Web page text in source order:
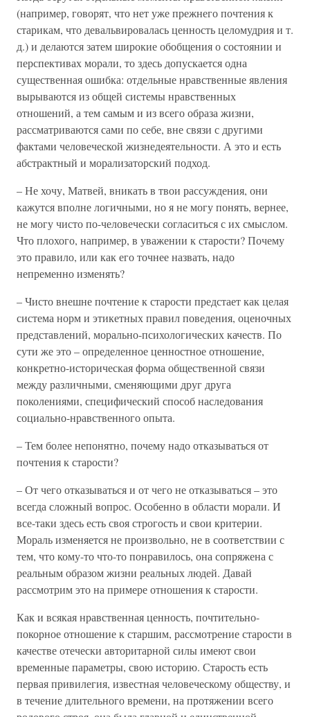
(например, говорят, что нет уже прежнего почтения к
старикам, что девальвировалась ценность целомудрия и т.
д.) и делаются затем широкие обобщения о состоянии и
перспективах морали, то здесь допускается одна
существенная ошибка: отдельные нравственные явления
вырываются из общей системы нравственных
отношений, а тем самым и из всего образа жизни,
рассматриваются сами по себе, вне связи с другими
фактами человеческой жизнедеятельности. А это и есть
абстрактный и морализаторский подход.
– Не хочу, Матвей, вникать в твои рассуждения, они
кажутся вполне логичными, но я не могу понять, вернее,
не могу чисто по-человечески согласиться с их смыслом.
Что плохого, например, в уважении к старости? Почему
это правило, или как его точнее назвать, надо
непременно изменять?
– Чисто внешне почтение к старости предстает как целая
система норм и этикетных правил поведения, оценочных
представлений, морально-психологических качеств. По
сути же это – определенное ценностное отношение,
конкретно-историческая форма общественной связи
между различными, сменяющими друг друга
поколениями, специфический способ наследования
социально-нравственного опыта.
– Тем более непонятно, почему надо отказываться от
почтения к старости?
– От чего отказываться и от чего не отказываться – это
всегда сложный вопрос. Особенно в области морали. И
все-таки здесь есть своя строгость и свои критерии.
Мораль изменяется не произвольно, не в соответствии с
тем, что кому-то что-то понравилось, она сопряжена с
реальным образом жизни реальных людей. Давай
рассмотрим это на примере отношения к старости.
Как и всякая нравственная ценность, почтительно-
покорное отношение к старшим, рассмотрение старости в
качестве отечески авторитарной силы имеют свои
временные параметры, свою историю. Старость есть
первая привилегия, известная человеческому обществу, и
в течение длительного времени, на протяжении всего